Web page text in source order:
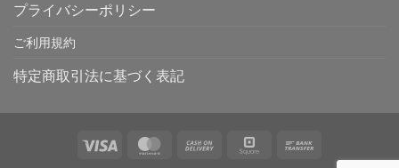
プライバシーポリシー
ご利用規約
特定商取引法に基づく表記